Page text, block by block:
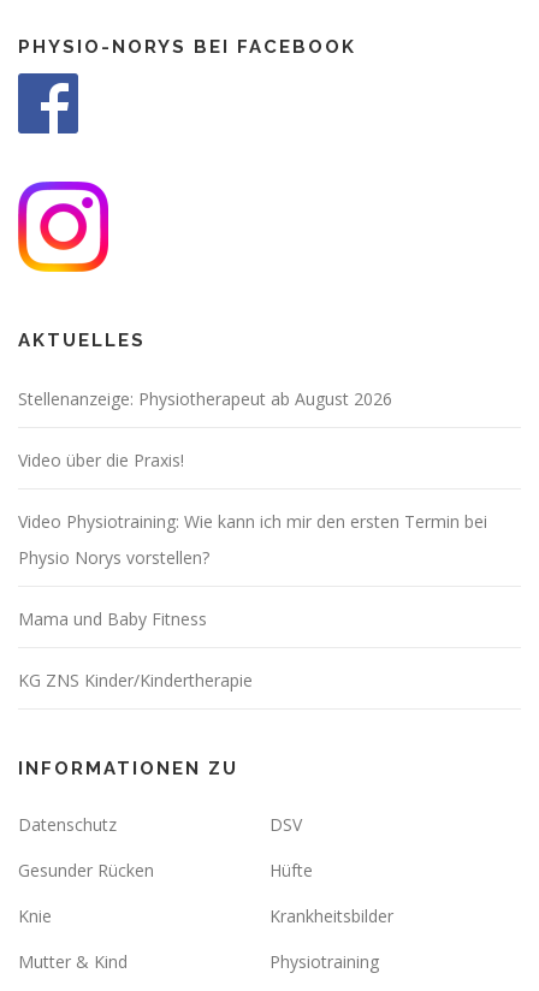
PHYSIO-NORYS BEI FACEBOOK
AKTUELLES
Stellenanzeige: Physiotherapeut ab August 2026
Video über die Praxis!
Video Physiotraining: Wie kann ich mir den ersten Termin bei
Physio Norys vorstellen?
Mama und Baby Fitness
KG ZNS Kinder/Kindertherapie
INFORMATIONEN ZU
Datenschutz
DSV
Gesunder Rücken
Hüfte
Knie
Krankheitsbilder
Mutter & Kind
Physiotraining